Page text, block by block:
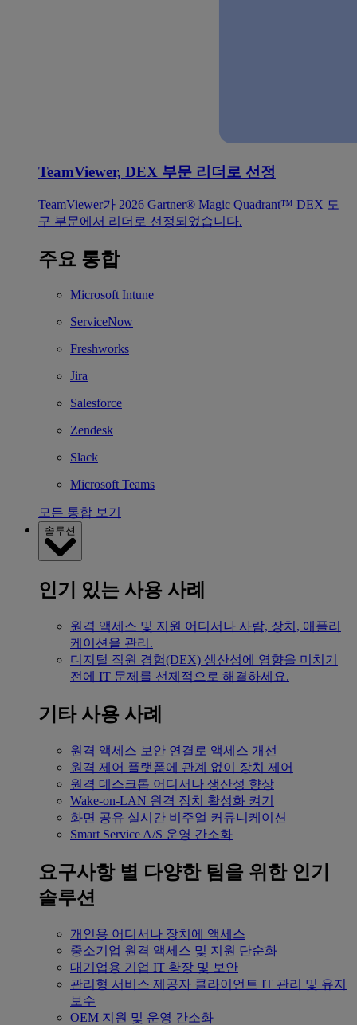
TeamViewer, DEX 부문 리더로 선정
TeamViewer가 2026 Gartner® Magic Quadrant™ DEX 도
구 부문에서 리더로 선정되었습니다.
주요 통합
Microsoft Intune
ServiceNow
Freshworks
Jira
Salesforce
Zendesk
Slack
Microsoft Teams
모든 통합 보기
솔루션
인기 있는 사용 사례
원격 액세스 및 지원 어디서나 사람, 장치, 애플리
케이션을 관리.
디지털 직원 경험(DEX) 생산성에 영향을 미치기
전에 IT 문제를 선제적으로 해결하세요.
기타 사용 사례
원격 액세스 보안 연결로 액세스 개선
원격 제어 플랫폼에 관계 없이 장치 제어
원격 데스크톱 어디서나 생산성 향상
Wake-on-LAN 원격 장치 활성화 켜기
화면 공유 실시간 비주얼 커뮤니케이션
Smart Service A/S 운영 간소화
요구사항 별 다양한 팀을 위한 인기
솔루션
개인용 어디서나 장치에 액세스
중소기업 원격 액세스 및 지원 단순화
대기업용 기업 IT 확장 및 보안
관리형 서비스 제공자 클라이언트 IT 관리 및 유지
보수
OEM 지원 및 운영 간소화